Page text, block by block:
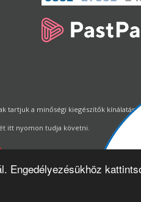
Engedélyezésükhöz
a minőségi kiegészítők kínálatának
itt nyomon tudja követni.